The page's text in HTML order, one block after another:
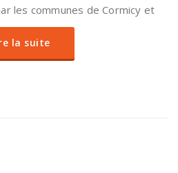
les communes de Cormicy et
la suite